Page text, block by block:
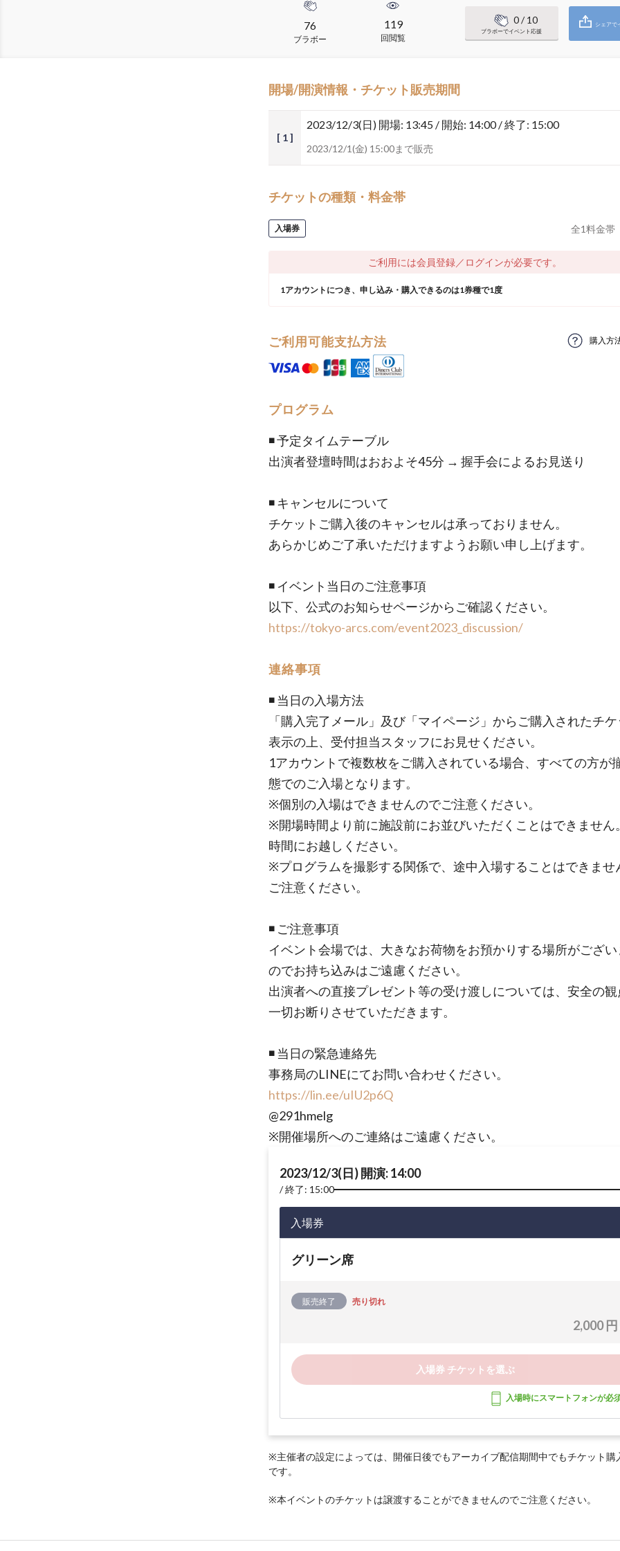
76
ブラボー
119
回閲覧
0/ 10
ブラボーでイベント応援
シェアで
開場/開演情報・チケット販売期間
[ 1 ]
2023/12/3(日) 開場: 13:45 / 開始: 14:00 / 終了: 15:00
2023/12/1(金) 15:00まで販売
チケットの種類・料金帯
入場券 全1料金帯
ご利用には会員登録／ログインが必要です。
1アカウントにつき、申し込み・購入できるのは1券種で1度
ご利用可能支払方法 購入方
プログラム
◾️ 予定タイムテーブル
出演者登壇時間はおおよそ45分 → 握手会によるお見送り
◾️ キャンセルについて
チケットご購入後のキャンセルは承っておりません。
あらかじめご了承いただけますようお願い申し上げます。
◾️ イベント当日のご注意事項
以下、公式のお知らせページからご確認ください。
https://tokyo-arcs.com/event2023_discussion/
連絡事項
◾️ 当日の入場方法
「購入完了メール」及び「マイページ」からご購入されたチケ
表示の上、受付担当スタッフにお見せください。
1アカウントで複数枚をご購入されている場合、すべての方が
態でのご入場となります。
※個別の入場はできませんのでご注意ください。
※開場時間より前に施設前にお並びいただくことはできません
時間にお越しください。
※プログラムを撮影する関係で、途中入場することはできませ
ご注意ください。
◾️ ご注意事項
イベント会場では、大きなお荷物をお預かりする場所がござ
のでお持ち込みはご遠慮ください。
出演者への直接プレゼント等の受け渡しについては、安全の観
一切お断りさせていただきます。
◾️ 当日の緊急連絡先
事務局のLINEにてお問い合わせください。
https://lin.ee/uIU2p6Q
@291hmelg
※開催場所へのご連絡はご遠慮ください。
2023/12/3(日) 開演: 14:00
終了: 15:00
入場券
グリーン席
販売終了 売り切れ
2,000 円
入場券 チケットを選ぶ
入場時にスマートフォンが必
※主催者の設定によっては、開催日後でもアーカイブ配信期間中でもチケット購
です。
※本イベントのチケットは譲渡することができませんのでご注意ください。